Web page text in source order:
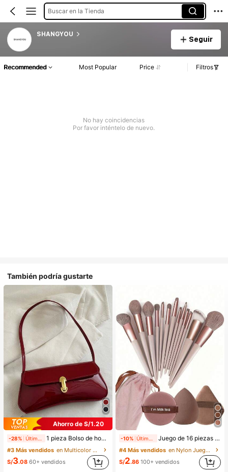
Buscar en la Tienda
SHANGYOU
Seguir
Recommended Most Popular Price Filtros
No hay coincidencias
Por favor inténtelo de nuevo.
También podría gustarte
Ahorro de S/1.20
-28% 1 pieza Bolso de hombro y bandolera de cuero sintético aceitado retro para mujer, adecuado para citas, salidas, fiestas, banquetes, estética
#3 Más vendidos
en Multicolor Bolsos De Hombro De Mujer
S/3.08 60+ vendidos
-10% Juego de 16 piezas de brochas de maquillaje que incluye 13 brochas de maquillaje, 1 esponja de maquillaje en forma de lágrima, 1 brocha de polvo redonda y 1 esponja de maquillaje triangular - Juego clásico. Hecho de cerdas sintéticas suaves y amigables con la piel. Perfecto para mujeres y niñas, ideal para otoño e invierno
#4 Más vendidos
en Nylon Juegos De Pinceles
S/2.86 100+ vendidos